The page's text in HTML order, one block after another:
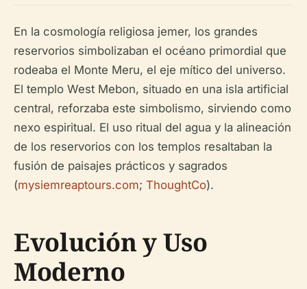
En la cosmología religiosa jemer, los grandes
reservorios simbolizaban el océano primordial que
rodeaba el Monte Meru, el eje mítico del universo.
El templo West Mebon, situado en una isla artificial
central, reforzaba este simbolismo, sirviendo como
nexo espiritual. El uso ritual del agua y la alineación
de los reservorios con los templos resaltaban la
fusión de paisajes prácticos y sagrados
(mysiemreaptours.com; ThoughtCo).
Evolución y Uso
Moderno